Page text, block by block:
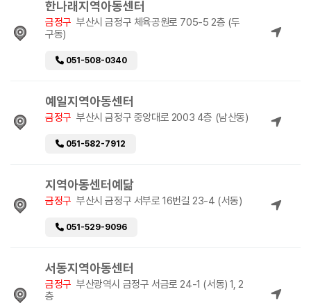
한나래지역아동센터
금정구 부산시 금정구 체육공원로 705-5 2층 (두
구동)
051-508-0340
예일지역아동센터
금정구 부산시 금정구 중앙대로 2003 4층 (남산동)
051-582-7912
지역아동센터예닮
금정구 부산시 금정구 서부로 16번길 23-4 (서동)
051-529-9096
서동지역아동센터
금정구 부산광역시 금정구 서금로 24-1 (서동) 1, 2
층